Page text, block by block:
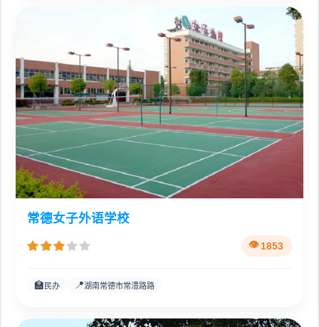
常德女子外语学校
1853
🏫 民办 📍湖南常德市常澧路路